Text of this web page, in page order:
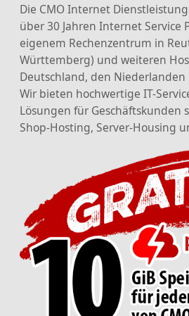
Die CMO Internet
über 30 Jahren Internet Service
eigenem Rechenzentrum in
Württemberg) und weiteren
Deutschland, den
Wir bieten hochwertige IT-
Lösungen für Geschäftskunden
Shop-Hosting, Server-Housing